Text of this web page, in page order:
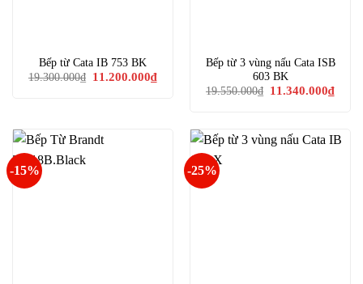
Bếp từ Cata IB 753 BK
19.300.000₫
Giá
11.200.000₫Giá
hiện
Bếp từ 3 vùng nấu Cata ISB
603 BK
19.550.000₫
Giá
11.340.000₫Giá
hiện
-15% -25%